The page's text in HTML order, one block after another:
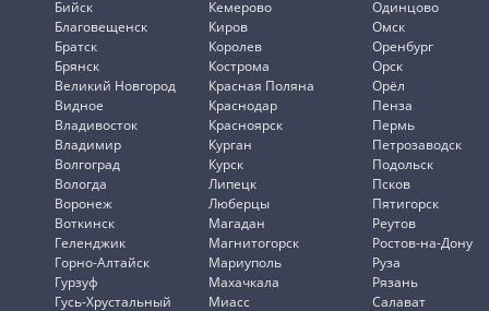
Бийск
Благовещенск
Братск
Брянск
Великий Новгород
Видное
Владивосток
Владимир
Волгоград
Вологда
Воронеж
Воткинск
Геленджик
Горно-Алтайск
Гурзуф
Гусь-Хрустальный
Кемерово
Киров
Королев
Кострома
Красная Поляна
Краснодар
Красноярск
Курган
Курск
Липецк
Люберцы
Магадан
Магнитогорск
Мариуполь
Махачкала
Миасс
Одинцово
Омск
Оренбург
Орск
Орёл
Пенза
Пермь
Петрозаводск
Подольск
Псков
Пятигорск
Реутов
Ростов-на-Дону
Руза
Рязань
Салават